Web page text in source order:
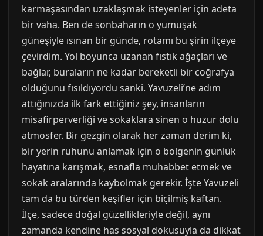
karmaşasından uzaklaşmak isteyenler için adeta
bir vaha. Ben de sonbaharın o yumuşak
güneşiyle ısınan bir günde, rotamı bu şirin ilçeye
çevirdim. Yol boyunca uzanan fıstık ağaçları ve
bağlar, buraların ne kadar bereketli bir coğrafya
olduğunu fısıldıyordu sanki. Yavuzeli’ne adım
attığınızda ilk fark ettiğiniz şey, insanların
misafirperverliği ve sokaklara sinen o huzur dolu
atmosfer. Bir gezgin olarak her zaman derim ki,
bir yerin ruhunu anlamak için o bölgenin günlük
hayatına karışmak, esnafla muhabbet etmek ve
sokak aralarında kaybolmak gerekir. İşte Yavuzeli
tam da bu türden keşifler için biçilmiş kaftan.
İlçe, sadece doğal güzellikleriyle değil, aynı
zamanda kendine has sosyal dokusuyla da dikkat